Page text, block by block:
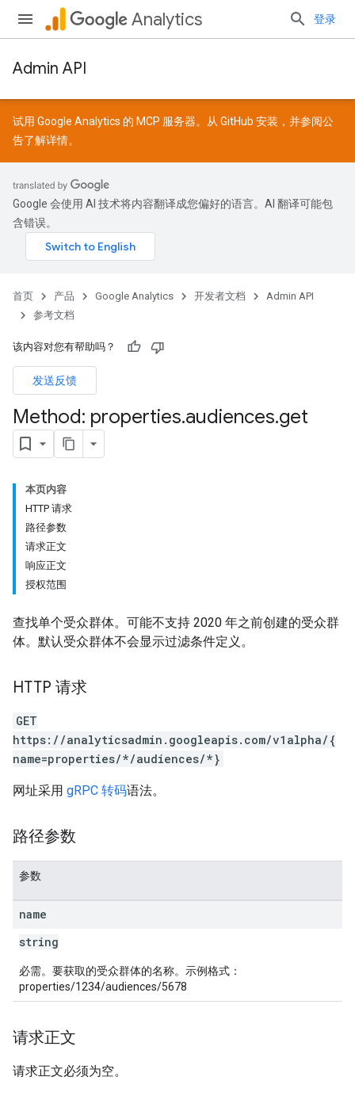
Analytics 登录
Admin API
试用 Google Analytics 的 MCP 服务器。从 GitHub 安装，并参阅公
告了解详情。
Google 会使用 AI 技术将内容翻译成您偏好的语言。AI 翻译可能包
含错误。
首页 产品 Google Analytics 开发者文档
Admin API
参考文档
该内容对您有帮助吗？
发送反馈
Method: properties.audiences.get
本页内容
HTTP 请求
路径参数
请求正文
响应正文
授权范围
查找单个受众群体。可能不支持 2020 年之前创建的受众群
体。默认受众群体不会显示过滤条件定义。
HTTP 请求
GET
https://analyticsadmin.googleapis.com/v1alpha/{
name=properties/*/audiences/*}
网址采用 gRPC 转码语法。
路径参数
参数
name
string
必需。要获取的受众群体的名称。示例格式：
properties/1234/audiences/5678
请求正文
请求正文必须为空。